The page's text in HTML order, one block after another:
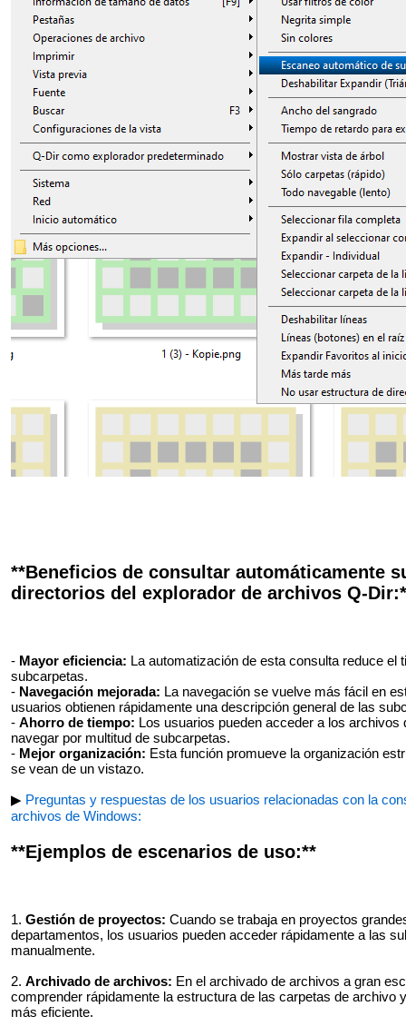
**Beneficios de consultar automáticamente
directorios del explorador de archivos Q-
- Mayor eficiencia: La automatización de esta consulta reduce
subcarpetas.
- Navegación mejorada: La navegación se vuelve más fácil en
usuarios obtienen rápidamente una descripción general de las
- Ahorro de tiempo: Los usuarios pueden acceder a los
navegar por multitud de subcarpetas.
- Mejor organización: Esta función promueve la organización
se vean de un vistazo.
▶ Preguntas y respuestas de los usuarios relacionadas con la
archivos de Windows:
**Ejemplos de escenarios de uso:**
1. Gestión de proyectos: Cuando se trabaja en proyectos
departamentos, los usuarios pueden acceder rápidamente a las
manualmente.
2. Archivado de archivos: En el archivado de archivos a gran
comprender rápidamente la estructura de las carpetas de
más eficiente.